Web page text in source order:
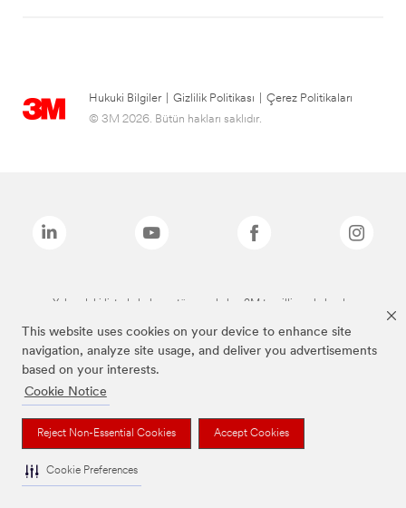
This website uses cookies on your device to enhance site
navigation, analyze site usage, and deliver you advertisements
based on your interests.
Cookie Notice
Reject Non-Essential Cookies Accept Cookies
Cookie Preferences
Hukuki Bilgiler Gizlilik Politikası
Çerez Politikaları
© 3M 2026. Bütün hakları saklıdır.
Yukarıdaki listede bulunan tüm markalar, 3M tescilli markalarıdır.